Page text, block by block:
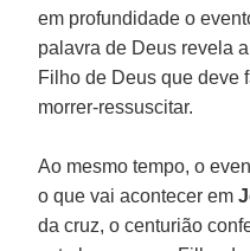
em profundidade o
palavra de Deus revela
Filho de Deus que deve
morrer-ressuscitar.
Ao mesmo tempo, o
o que vai acontecer em
da cruz, o centurião